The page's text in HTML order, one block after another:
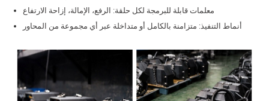
معلمات قابلة للبرمجة لكل حلقة: الرفع، الإمالة، إزاحة الارتفاع
أنماط التنفيذ: متزامنة بالكامل أو متداخلة عبر أي مجموعة من المحاور